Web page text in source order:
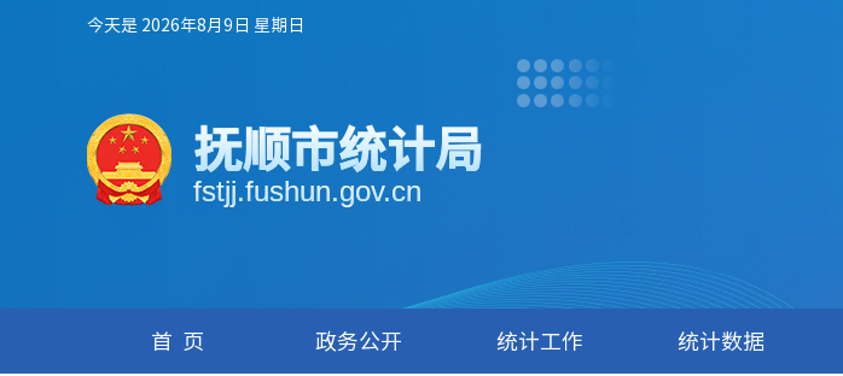
今天是 2026年8月9日 星期日
抚顺市统计局
fstjj.fushun.gov.cn
首页 政务公开 统计工作 统计数据